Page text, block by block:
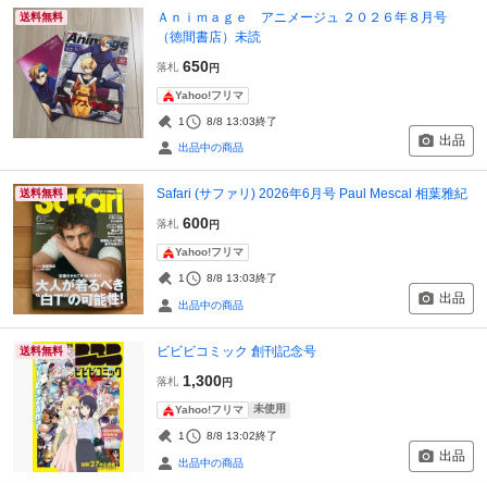
送料無料
Ａｎｉｍａｇｅ アニメージュ ２０２６年８月号
（徳間書店）未読
落札 650円
Yahoo!フリマ
1 8/8 13:03終了
出品中の商品 出品
送料無料 Safari (サファリ) 2026年6月号 Paul Mescal 相葉雅紀
落札 600円
Yahoo!フリマ
1 8/8 13:03終了
出品中の商品 出品
送料無料 ビビビコミック 創刊記念号
落札 1,300円
Yahoo!フリマ 未使用
1 8/8 13:02終了
出品中の商品 出品